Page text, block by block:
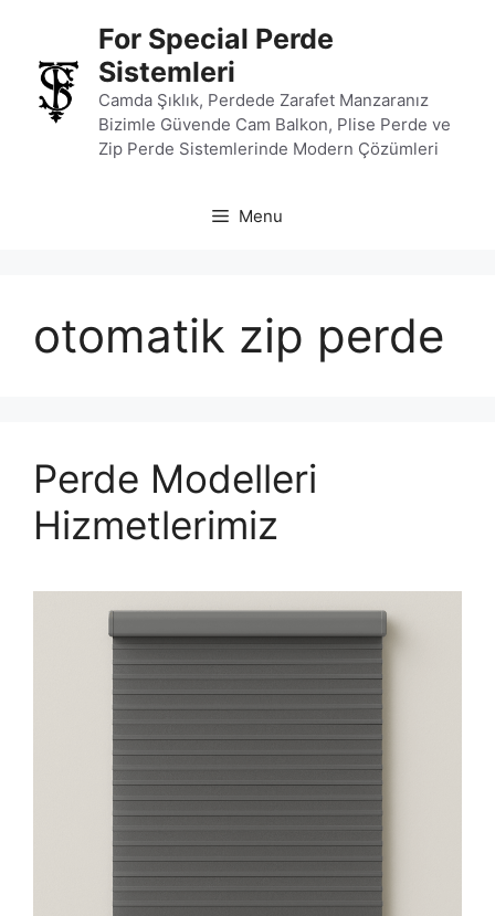
For Special Perde
Sistemleri
Camda Şıklık, Perdede Zarafet Manzaranız
Bizimle Güvende Cam Balkon, Plise Perde ve
Zip Perde Sistemlerinde Modern Çözümleri
Menu
otomatik zip perde
Perde Modelleri
Hizmetlerimiz